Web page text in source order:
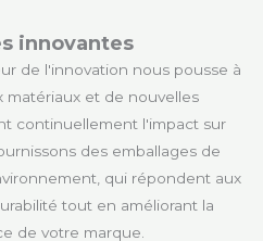
innovantes
de l'innovation nous pousse à
matériaux et de nouvelles
continuellement l'impact sur
des emballages de
qui répondent aux
tout en améliorant la
de votre marque.